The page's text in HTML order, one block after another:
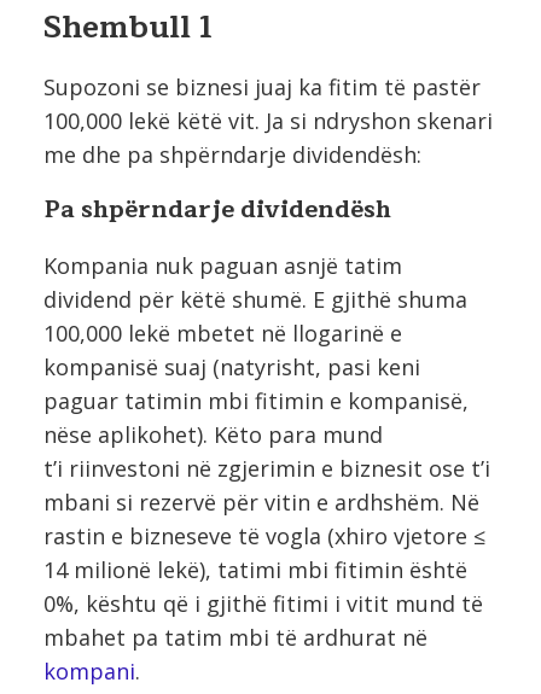
Shembull 1
Supozoni se biznesi juaj ka fitim të pastër
100,000 lekë këtë vit. Ja si ndryshon skenari
me dhe pa shpërndarje dividendësh:
Pa shpërndarje dividendësh
Kompania nuk paguan asnjë tatim
dividend për këtë shumë. E gjithë shuma
100,000 lekë mbetet në llogarinë e
kompanisë suaj (natyrisht, pasi keni
paguar tatimin mbi fitimin e kompanisë,
nëse aplikohet). Këto para mund
t’i riinvestoni në zgjerimin e biznesit ose t’i
mbani si rezervë për vitin e ardhshëm. Në
rastin e bizneseve të vogla (xhiro vjetore ≤
14 milionë lekë), tatimi mbi fitimin është
0%, kështu që i gjithë fitimi i vitit mund të
mbahet pa tatim mbi të ardhurat në
kompani.